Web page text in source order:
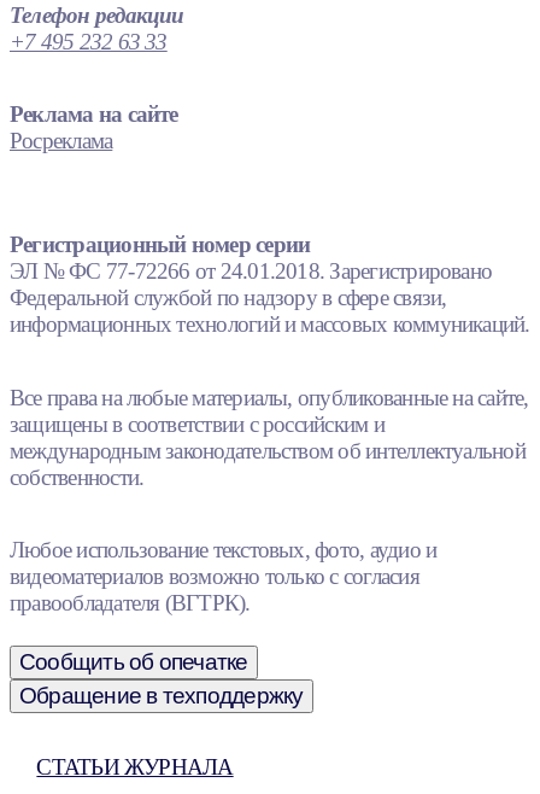
Телефон редакции
+7 495 232 63 33
Реклама на сайте
Росреклама
Регистрационный номер серии
ЭЛ № ФС 77-72266 от 24.01.2018. Зарегистрировано
Федеральной службой по надзору в сфере связи,
информационных технологий и массовых коммуникаций.
Все права на любые материалы, опубликованные на сайте,
защищены в соответствии с российским и
международным законодательством об интеллектуальной
собственности.
Любое использование текстовых, фото, аудио и
видеоматериалов возможно только с согласия
правообладателя (ВГТРК).
Сообщить об опечатке
Обращение в техподдержку
СТАТЬИ ЖУРНАЛА